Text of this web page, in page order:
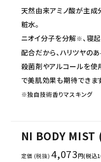
特定商取引法について
お問い合わせ
天然由来アミノ酸が主成
粧水。
ニオイ分子を分解※、寝
配合だから、ハリツヤの
殺菌剤やアルコールを使
で美肌効果も期待できま
※独自技術香りマスキング
NI BODY MIST
定価 (税抜) 4,073円(税込